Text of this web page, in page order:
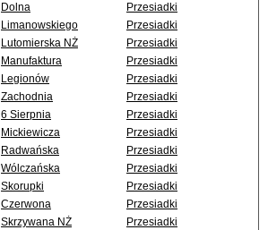
Dolna
Przesiadki
Limanowskiego
Przesiadki
Lutomierska NŻ
Przesiadki
Manufaktura
Przesiadki
Legionów
Przesiadki
Zachodnia
Przesiadki
6 Sierpnia
Przesiadki
Mickiewicza
Przesiadki
Radwańska
Przesiadki
Wólczańska
Przesiadki
Skorupki
Przesiadki
Czerwona
Przesiadki
Skrzywana NŻ
Przesiadki